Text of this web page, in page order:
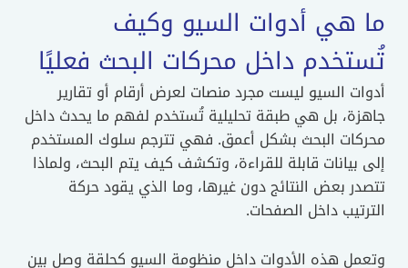
هي أدوات السيو وكيف
داخل محركات البحث فعليًا
السيو ليست مجرد منصات لعرض أرقام أو تقارير
بل هي طبقة تحليلية تُستخدم لفهم ما يحدث داخل
البحث بشكل أعمق. فهي تترجم سلوك المستخدم
قابلة للقراءة، وتكشف كيف يتم البحث، ولماذا
بعض النتائج دون غيرها، وما الذي يقود حركة
داخل الصفحات.
هذه الأدوات داخل منظومة السيو كحلقة وصل بين